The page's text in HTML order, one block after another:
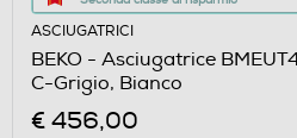
azione
aprirà
il
Calcolatore
di
ASCIUGATRICI
BEKO - Asciugatrice
C-Grigio, Bianco
€ 456,00